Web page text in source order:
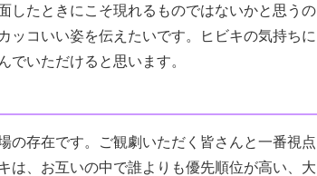
したときにこそ現れるものではないかと思うの
ッコいい姿を伝えたいです。ヒビキの気持ちに
でいただけると思います。
存在です。ご観劇いただく皆さんと一番視点
は、お互いの中で誰よりも優先順位が高い、大